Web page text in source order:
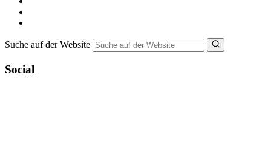
Suche auf der Website
Social